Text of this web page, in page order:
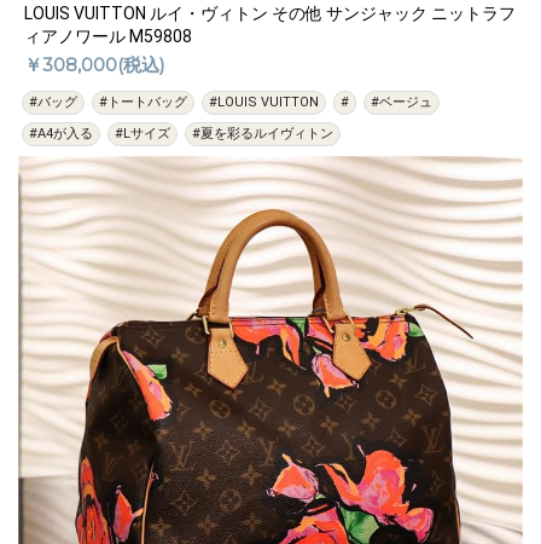
過去の特集をすべて見る>>
LOUIS VUITTON ルイ・ヴィトン その他 サンジャック ニットラフ
ィアノワール M59808
￥308,000(税込)
#バッグ #トートバッグ #LOUIS VUITTON #
#ベージュ
#A4が入る
#Lサイズ #夏を彩るルイヴィトン